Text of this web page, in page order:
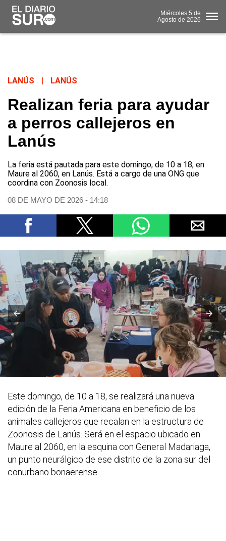
Miércoles 5 de
Agosto de 2026
LANÚS LANÚS
Realizan feria para ayudar
a perros callejeros en
Lanús
La feria está pautada para este domingo, de 10 a 18, en
Maure al 2060, en Lanús. Está a cargo de una ONG que
coordina con Zoonosis local.
08 DE MAYO DE 2026 - 14:18
Este domingo, de 10 a 18, se realizará una nueva
edición de la Feria Americana en beneficio de los
animales callejeros que recalan en la estructura de
Zoonosis de Lanús. Será en el espacio ubicado en
Maure al 2060, en la esquina con General Madariaga,
un punto neurálgico de ese distrito de la zona sur del
conurbano bonaerense.